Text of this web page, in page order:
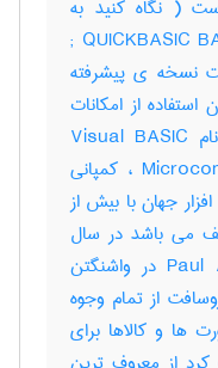
( نگاه کنید به
QUICKBASIC BASICA ; GW_BASIC ; QBASIC ;
نسخه ی پیشرفته
از امکانات
گرافیکی ویندوز را می دهد ، با نام Visual BASIC
عرضه کرد ، Microcomputer software ، کمپانی
جهان با بیش از
می باشد در سال
1975توسط Bill Gates و Paul Allen در واشنگتن
از تمام وجوه
ها و کالاها برای